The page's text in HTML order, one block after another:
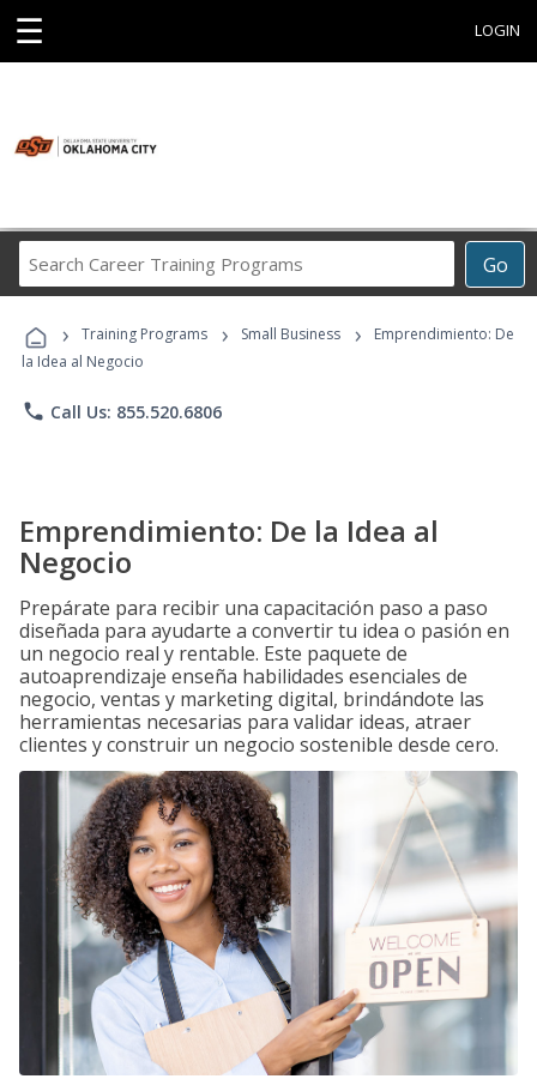
☰ LOGIN
Go
Career
Programs
› Training Programs › Small Business ›
Emprendimiento: De
la Idea al Negocio
phone Call Us: 855.520.6806
Emprendimiento: De la Idea al
Negocio
Prepárate para recibir una capacitación paso a paso
diseñada para ayudarte a convertir tu idea o pasión en
un negocio real y rentable. Este paquete de
autoaprendizaje enseña habilidades esenciales de
negocio, ventas y marketing digital, brindándote las
herramientas necesarias para validar ideas, atraer
clientes y construir un negocio sostenible desde cero.